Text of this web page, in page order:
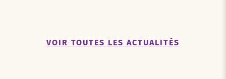
VOIR TOUTES LES ACTUALITÉS